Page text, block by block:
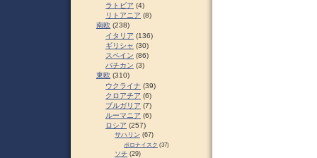
ラトビア (4)
リトアニア (8)
南欧 (238)
イタリア (136)
ギリシャ (30)
スペイン (86)
バチカン (3)
東欧 (310)
ウクライナ (39)
クロアチア (6)
ブルガリア (7)
ルーマニア (6)
ロシア (257)
サハリン (67)
ポロナイスク (37)
ソチ (29)